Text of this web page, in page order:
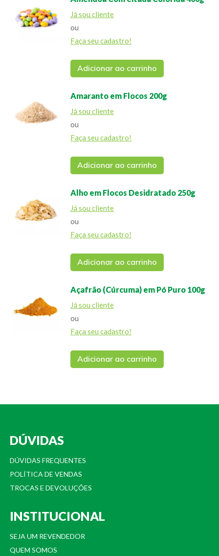
Já sou cliente
ou
Faça seu cadastro!
Adicionar ao carrinho
Amaranto em Flocos 200g
Já sou cliente
ou
Faça seu cadastro!
Adicionar ao carrinho
Alho em Flocos Desidratado 250g
Já sou cliente
ou
Faça seu cadastro!
Adicionar ao carrinho
Açafrão (Cúrcuma) em Pó Puro 100g
Já sou cliente
ou
Faça seu cadastro!
Adicionar ao carrinho
DÚVIDAS
DÚVIDAS FREQUENTES
POLÍTICA DE VENDAS
TROCAS E DEVOLUÇÕES
INSTITUCIONAL
SEJA UM REVENDEDOR
QUEM SOMOS